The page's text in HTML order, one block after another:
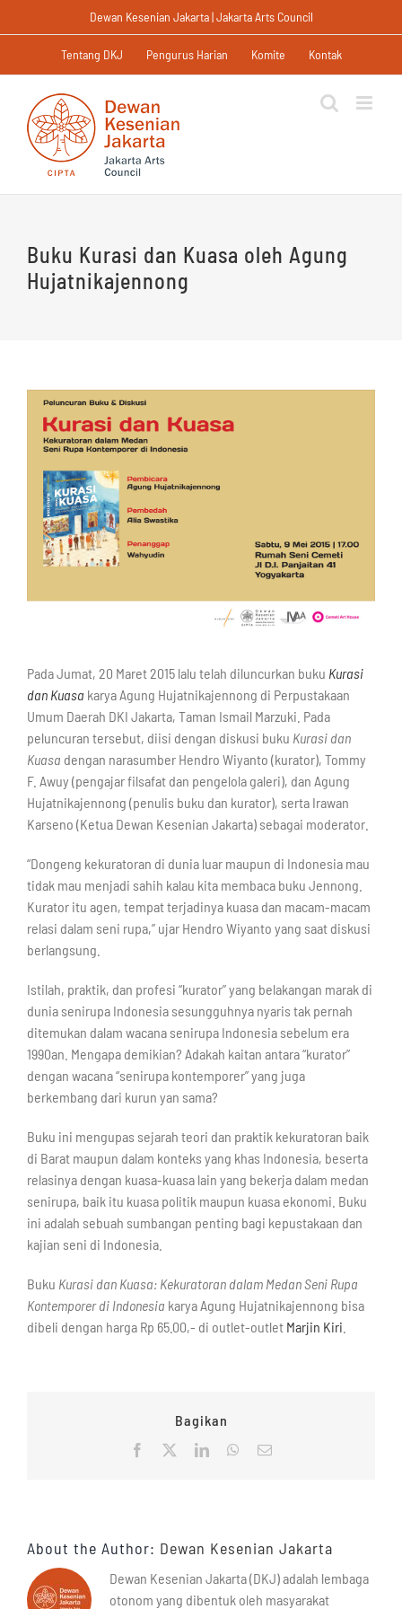
to
Dewan Kesenian Jakarta | Jakarta Arts Council
Tentang DKJ Pengurus Harian Komite Kontak
Buku Kurasi dan Kuasa oleh Agung
Hujatnikajennong
Pada Jumat, 20 Maret 2015 lalu telah diluncurkan buku Kurasi
dan Kuasa karya Agung Hujatnikajennong di Perpustakaan
Umum Daerah DKI Jakarta, Taman Ismail Marzuki. Pada
peluncuran tersebut, diisi dengan diskusi buku Kurasi dan
Kuasa dengan narasumber Hendro Wiyanto (kurator), Tommy
F. Awuy (pengajar filsafat dan pengelola galeri), dan Agung
Hujatnikajennong (penulis buku dan kurator), serta Irawan
Karseno (Ketua Dewan Kesenian Jakarta) sebagai moderator.
“Dongeng kekuratoran di dunia luar maupun di Indonesia mau
tidak mau menjadi sahih kalau kita membaca buku Jennong.
Kurator itu agen, tempat terjadinya kuasa dan macam-macam
relasi dalam seni rupa,” ujar Hendro Wiyanto yang saat diskusi
berlangsung.
Istilah, praktik, dan profesi “kurator” yang belakangan marak di
dunia senirupa Indonesia sesungguhnya nyaris tak pernah
ditemukan dalam wacana senirupa Indonesia sebelum era
1990an. Mengapa demikian? Adakah kaitan antara “kurator”
dengan wacana “senirupa kontemporer” yang juga
berkembang dari kurun yan sama?
Buku ini mengupas sejarah teori dan praktik kekuratoran baik
di Barat maupun dalam konteks yang khas Indonesia, beserta
relasinya dengan kuasa-kuasa lain yang bekerja dalam medan
senirupa, baik itu kuasa politik maupun kuasa ekonomi. Buku
ini adalah sebuah sumbangan penting bagi kepustakaan dan
kajian seni di Indonesia.
Buku Kurasi dan Kuasa: Kekuratoran dalam Medan Seni Rupa
Kontemporer di Indonesia karya Agung Hujatnikajennong bisa
dibeli dengan harga Rp 65.00,- di outlet-outlet Marjin Kiri
Bagikan
Facebook LinkedInWhatsApp
Email
About the Author: Dewan Kesenian Jakarta
Dewan Kesenian Jakarta (DKJ) adalah lembaga
otonom yang dibentuk oleh masyarakat